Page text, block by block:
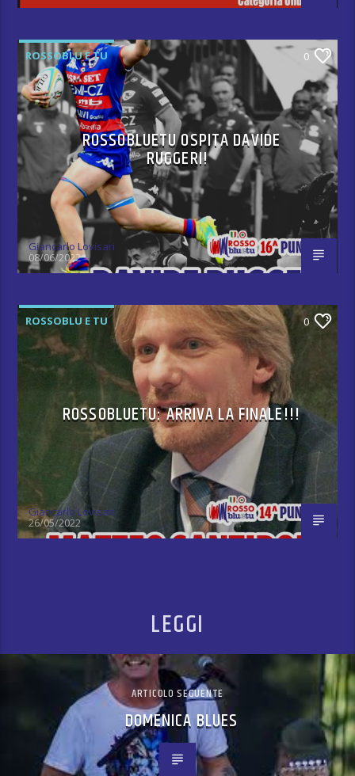
ROSSOBLU E TU 0
ROSSOBLUETU OSPITA DAVIDE
RUGGERI!
Giancarlo Lovisari
08/06/2022
ROSSOBLU E TU 0
ROSSOBLUETU: ARRIVA LA FINALE!!!
Giancarlo Lovisari
26/05/2022
LEGGI
ARTICOLO SEGUENTE
DOMENICA BLUES